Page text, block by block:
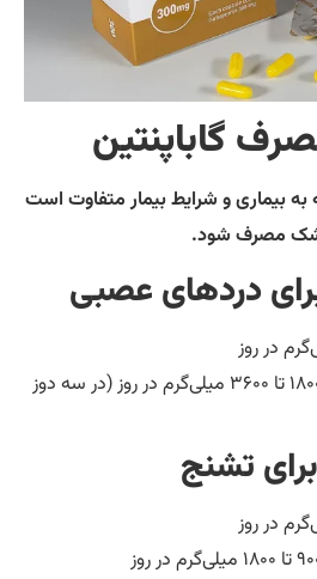
گاباپنتین
و شرایط بیمار متفاوت است
مصرف شود.
تا ۱۸۰۰ تا ۳۶۰۰ میلی‌گرم در روز (در سه دوز